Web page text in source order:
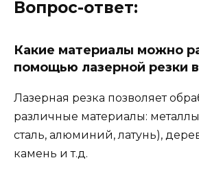
Вопрос-ответ:
Какие материалы можно
помощью лазерной резки
Лазерная резка позволяет
различные материалы:
сталь, алюминий, латунь),
камень и т.д.